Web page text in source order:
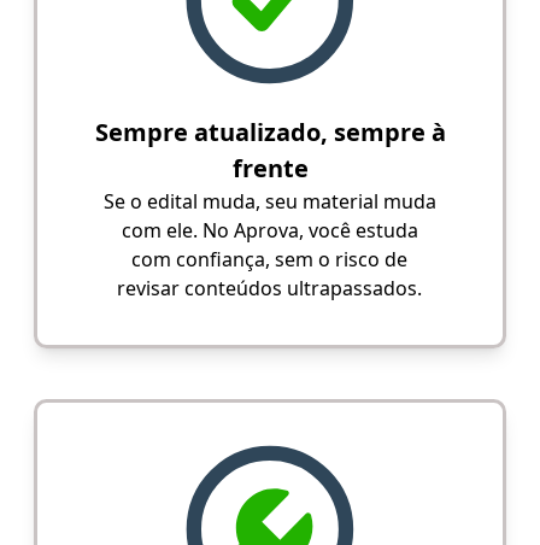
Sempre atualizado, sempre à
frente
Se o edital muda, seu material muda
com ele. No Aprova, você estuda
com confiança, sem o risco de
revisar conteúdos ultrapassados.